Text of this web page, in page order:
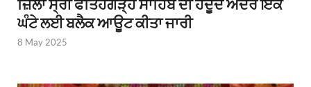
ਜ਼ਿਲਾ ਸ੍ਰੀ ਫਤਿਹਗੜ੍ਹ ਸਾਹਿਬ ਦੀ ਹਦੂਦ ਅੰਦਰ ਇਕ
ਘੰਟੇ ਲਈ ਬਲੈਕ ਆਊਟ ਕੀਤਾ ਜਾਰੀ
8 May 2025